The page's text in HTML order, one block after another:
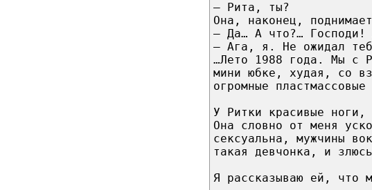
– Рита, ты?
Она, наконец,
– Да… А что?… Господи!
– Ага, я. Не ожидал
…Лето 1988 года. Мы с
мини юбке, худая, со
огромные
У Ритки красивые ноги,
Она словно от меня
сексуальна, мужчины
такая девчонка, и
Я рассказываю ей, что